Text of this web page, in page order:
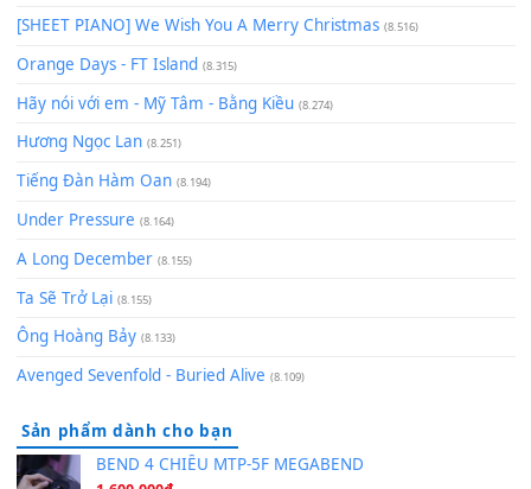
Lãng Quên Chiều Thu | Anh không muốn ra đi | Qí shí bù
zǒu - 其实不想走
(8.929)
[SHEET] Ánh Trăng Nói Hộ Lòng Tôi - Mạnh Lệ Quân | Intro +
[SHEET PIANO] We Wish You A Merry Christmas
Orange Days - FT Island
Hãy nói với em - Mỹ Tâm - Bằng Kiều
Hương Ngọc Lan
Tiếng Đàn Hàm Oan (8.194)